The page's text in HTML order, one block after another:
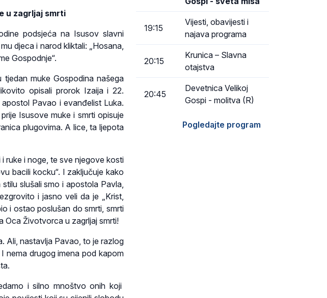
u zagrljaj smrti
podsjeća na Isusov slavni
djeca i narod kliktali: „Hosana,
Gospodnje“.
tjedan muke Gospodina našega
opisali prorok Izaija i 22.
Pavao i evanđelist Luka.
Isusove muke i smrti opisuje
plugovima. A lice, ta ljepota
ruke i noge, te sve njegove kosti
bacili kocku“. I zaključuje kako
slušali smo i apostola Pavla,
i jasno veli da je „Krist,
i ostao poslušan do smrti, smrti
Oca Životvorca u zagrljaj smrti!
Ali, nastavlja Pavao, to je razlog
nema drugog imena pod kapom
i silno mnoštvo onih koji
19:15
Vijesti, obavijesti i
najava programa
20:15
Krunica – Slavna
otajstva
20:45
Devetnica Velikoj
Gospi - molitva (R)
Pogledajte program